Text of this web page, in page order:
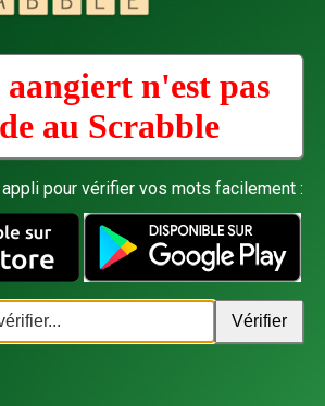
n'est pas
au Scrabble
pour vérifier vos mots facilement :